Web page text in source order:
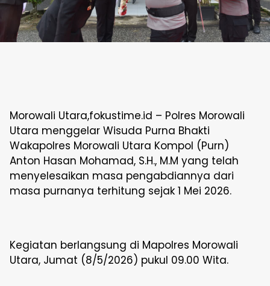
Morowali Utara,fokustime.id – Polres Morowali
Utara menggelar Wisuda Purna Bhakti
Wakapolres Morowali Utara Kompol (Purn)
Anton Hasan Mohamad, S.H., M.M yang telah
menyelesaikan masa pengabdiannya dari
masa purnanya terhitung sejak 1 Mei 2026.
Kegiatan berlangsung di Mapolres Morowali
Utara, Jumat (8/5/2026) pukul 09.00 Wita.